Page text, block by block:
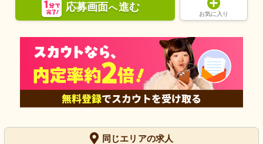
応募画面へ進む
お気に入り
同じエリアの求人